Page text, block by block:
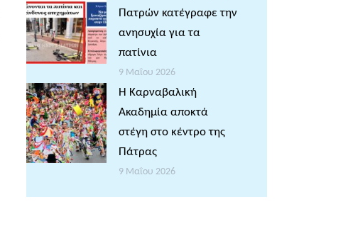
Πατρών κατέγραφε την
ανησυχία για τα
πατίνια
9 Μαΐου 2026
Η Καρναβαλική
Ακαδημία αποκτά
στέγη στο κέντρο της
Πάτρας
9 Μαΐου 2026